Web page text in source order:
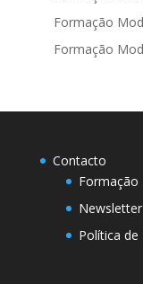
Formação
Formação
Contacto
Formação
Newsletter
Política de